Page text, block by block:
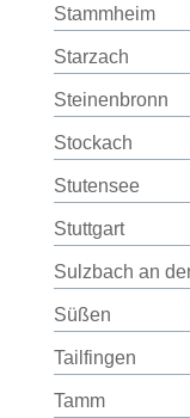
Stammheim
Starzach
Steinenbronn
Stockach
Stutensee
Stuttgart
Sulzbach an
Süßen
Tailfingen
Tamm